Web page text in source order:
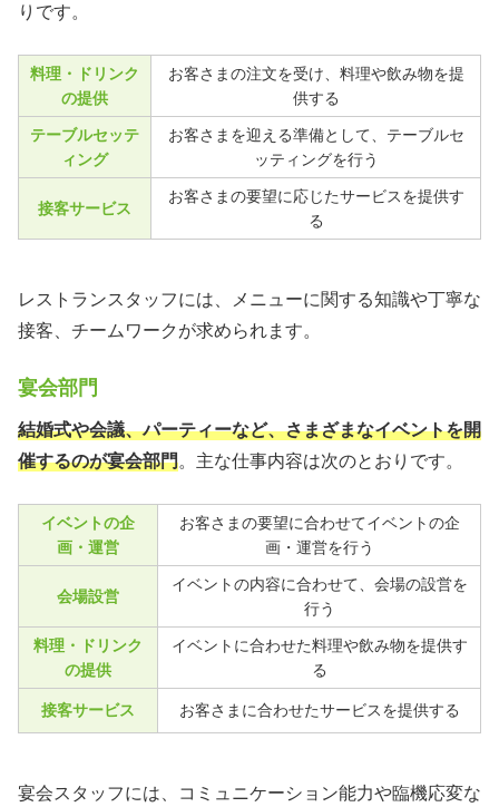
りです。
料理・ドリンク
の提供
お客さまの注文を受け、料理や飲み物を提
供する
テーブルセッテ
ィング
お客さまを迎える準備として、テーブルセ
ッティングを行う
接客サービス
お客さまの要望に応じたサービスを提供す
る
レストランスタッフには、メニューに関する知識や丁寧な
接客、チームワークが求められます。
宴会部門
結婚式や会議、パーティーなど、さまざまなイベントを開
催するのが宴会部門。主な仕事内容は次のとおりです。
イベントの企
画・運営
お客さまの要望に合わせてイベントの企
画・運営を行う
会場設営
イベントの内容に合わせて、会場の設営を
行う
料理・ドリンク
の提供
イベントに合わせた料理や飲み物を提供す
る
接客サービス お客さまに合わせたサービスを提供する
宴会スタッフには、コミュニケーション能力や臨機応変な